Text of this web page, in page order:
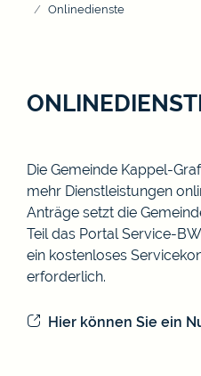
Onlinedienste
Die Gemeinde Kappel-
mehr Dienstleistungen
Anträge setzt die
Teil das Portal Service-
ein kostenloses
erforderlich.
Hier können Sie ein